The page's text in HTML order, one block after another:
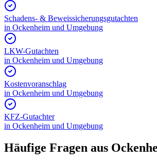
Schadens- & Beweissicherungsgutachten
in Ockenheim und Umgebung
LKW-Gutachten
in Ockenheim und Umgebung
Kostenvoranschlag
in Ockenheim und Umgebung
KFZ-Gutachter
in Ockenheim und Umgebung
Häufige Fragen aus